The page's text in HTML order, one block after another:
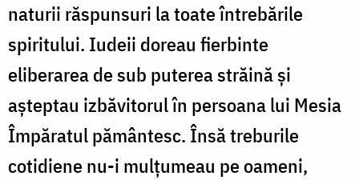
naturii răspunsuri la toate întrebările
spiritului. Iudeii doreau fierbinte
eliberarea de sub puterea străină şi
aşteptau izbăvitorul în persoana lui Mesia
Împăratul pământesc. Însă treburile
cotidiene nu-i mulţumeau pe oameni,